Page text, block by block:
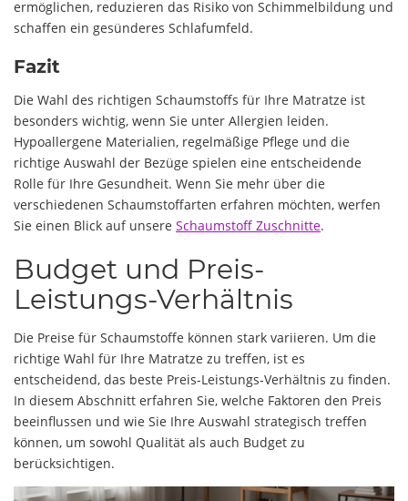
ermöglichen, reduzieren das Risiko von Schimmelbildung und
schaffen ein gesünderes Schlafumfeld.
Fazit
Die Wahl des richtigen Schaumstoffs für Ihre Matratze ist
besonders wichtig, wenn Sie unter Allergien leiden.
Hypoallergene Materialien, regelmäßige Pflege und die
richtige Auswahl der Bezüge spielen eine entscheidende
Rolle für Ihre Gesundheit. Wenn Sie mehr über die
verschiedenen Schaumstoffarten erfahren möchten, werfen
Sie einen Blick auf unsere Schaumstoff Zuschnitte.
Budget und Preis-
Leistungs-Verhältnis
Die Preise für Schaumstoffe können stark variieren. Um die
richtige Wahl für Ihre Matratze zu treffen, ist es
entscheidend, das beste Preis-Leistungs-Verhältnis zu finden.
In diesem Abschnitt erfahren Sie, welche Faktoren den Preis
beeinflussen und wie Sie Ihre Auswahl strategisch treffen
können, um sowohl Qualität als auch Budget zu
berücksichtigen.